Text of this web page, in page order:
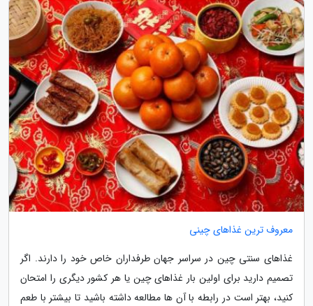
معروف ترین غذاهای چینی
غذاهای سنتی چین در سراسر جهان طرفداران خاص خود را دارند. اگر
تصمیم دارید برای اولین بار غذاهای چین یا هر کشور دیگری را امتحان
کنید، بهتر است در رابطه با آن ها مطالعه داشته باشید تا بیشتر با طعم